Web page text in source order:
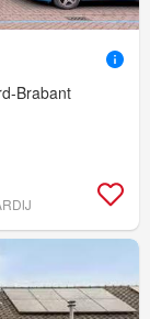
Brabant